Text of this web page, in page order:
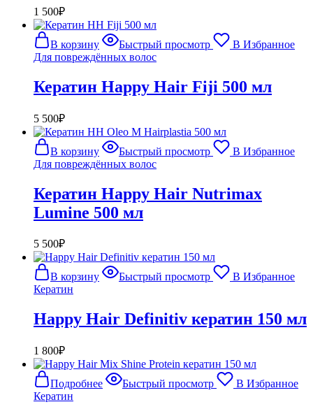
1 500₽
В корзину Быстрый просмотр
В Избранное
Для повреждённых волос
Кератин Happy Hair Fiji 500 мл
5 500₽
В корзину Быстрый просмотр
В Избранное
Для повреждённых волос
Кератин Happy Hair Nutrimax
Lumine 500 мл
5 500₽
В корзину Быстрый просмотр
В Избранное
Кератин
Happy Hair Definitiv кератин 150 мл
1 800₽
Подробнее Быстрый просмотр
В Избранное
Кератин